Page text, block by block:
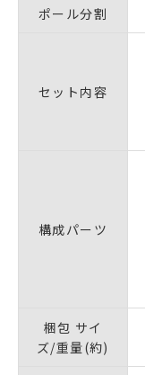
ポール分割
セット内容
構成パーツ
梱包 サイ
ズ/重量(約)